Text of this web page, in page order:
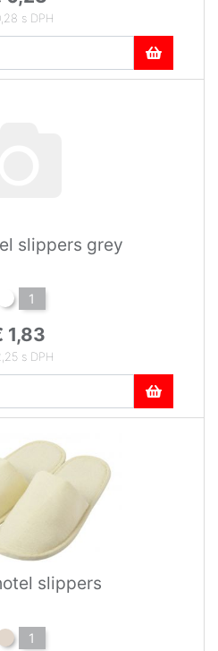
s DPH
slippers grey
1
1,83
s DPH
slippers
1